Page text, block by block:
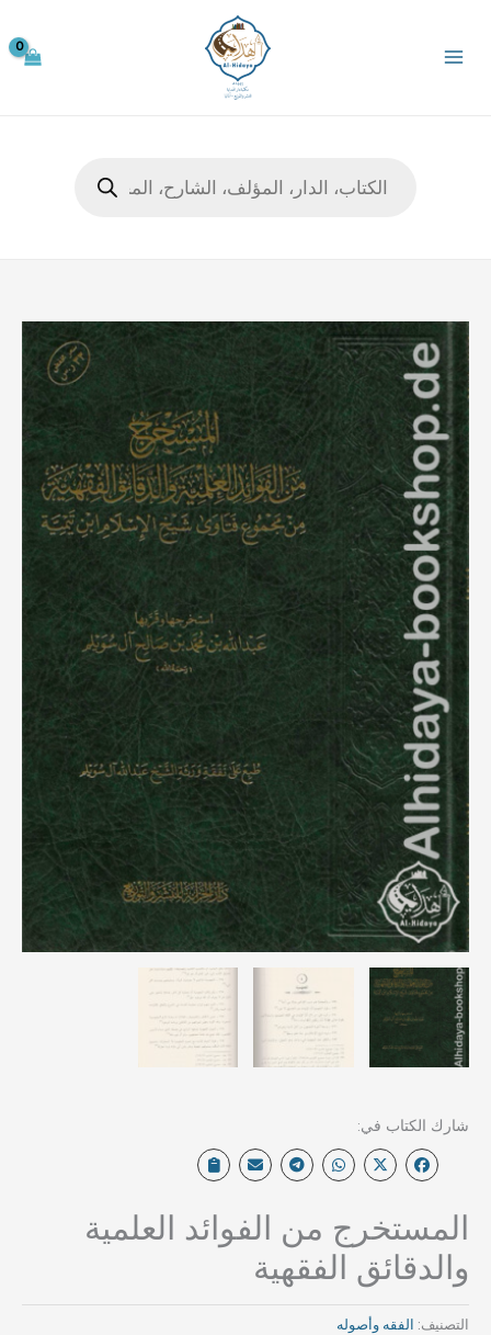
المحتوى
المستخرج من الفوائد العلمية
والدقائق الفقهية
التصنيف: الفقه وأصوله